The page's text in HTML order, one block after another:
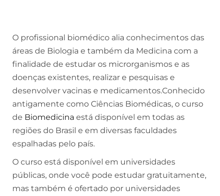
O profissional biomédico alia conhecimentos das
áreas de Biologia e também da Medicina com a
finalidade de estudar os microrganismos e as
doenças existentes, realizar e pesquisas e
desenvolver vacinas e medicamentos.Conhecido
antigamente como Ciências Biomédicas, o curso
de Biomedicina está disponível em todas as
regiões do Brasil e em diversas faculdades
espalhadas pelo país.
O curso está disponível em universidades
públicas, onde você pode estudar gratuitamente,
mas também é ofertado por universidades